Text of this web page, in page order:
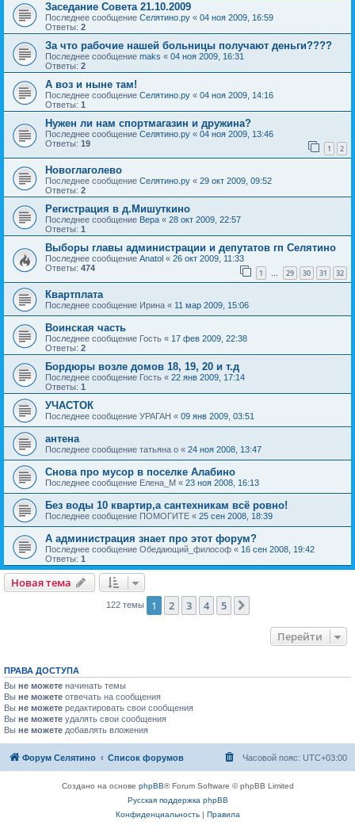
Заседание Совета 21.10.2009
Последнее сообщение Селятино.ру « 04 ноя 2009, 16:59
Ответы: 2
За что рабочие нашей больницы получают деньги????
Последнее сообщение maks « 04 ноя 2009, 16:31
Ответы: 2
А воз и ныне там!
Последнее сообщение Селятино.ру « 04 ноя 2009, 14:16
Ответы: 1
Нужен ли нам спортмагазин и дружина?
Последнее сообщение Селятино.ру « 04 ноя 2009, 13:46
Ответы: 19 1 2
Новоглаголево
Последнее сообщение Селятино.ру « 29 окт 2009, 09:52
Ответы: 2
Регистрация в д.Мишуткино
Последнее сообщение Вера « 28 окт 2009, 22:57
Ответы: 1
Выборы главы администрации и депутатов гп Селятино
Последнее сообщение Anatol « 26 окт 2009, 11:33
Ответы: 474 1 … 29 30 31 32
Квартплата
Последнее сообщение Ирина « 11 мар 2009, 15:06
Воинская часть
Последнее сообщение Гость « 17 фев 2009, 22:38
Ответы: 2
Бордюры возле домов 18, 19, 20 и т.д
Последнее сообщение Гость « 22 янв 2009, 17:14
Ответы: 1
УЧАСТОК
Последнее сообщение УРАГАН « 09 янв 2009, 03:51
антена
Последнее сообщение татьяна о « 24 ноя 2008, 13:47
Снова про мусор в поселке Алабино
Последнее сообщение Елена_М « 23 ноя 2008, 16:13
Без воды 10 квартир,а сантехникам всё ровно!
Последнее сообщение ПОМОГИТЕ « 25 сен 2008, 18:39
А администрация знает про этот форум?
Последнее сообщение Обедающий_философ « 16 сен 2008, 19:42
Ответы: 1
Новая тема
122 темы 1 2 3 4 5
Перейти
ПРАВА ДОСТУПА
Вы не можете начинать темы
Вы не можете отвечать на сообщения
Вы не можете редактировать свои сообщения
Вы не можете удалять свои сообщения
Вы не можете добавлять вложения
Форум Селятино Список форумов Часовой пояс: UTC+03:00
Создано на основе phpBB® Forum Software © phpBB Limited
Русская поддержка phpBB
Конфиденциальность| Правила